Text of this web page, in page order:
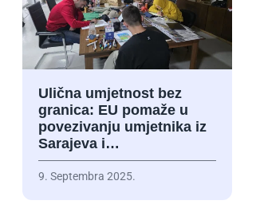
Ulična umjetnost bez
granica: EU pomaže u
povezivanju umjetnika iz
Sarajeva i…
9. Septembra 2025.